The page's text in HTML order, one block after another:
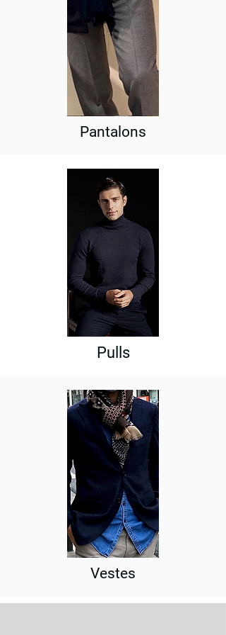
Pantalons
Pulls
Vestes